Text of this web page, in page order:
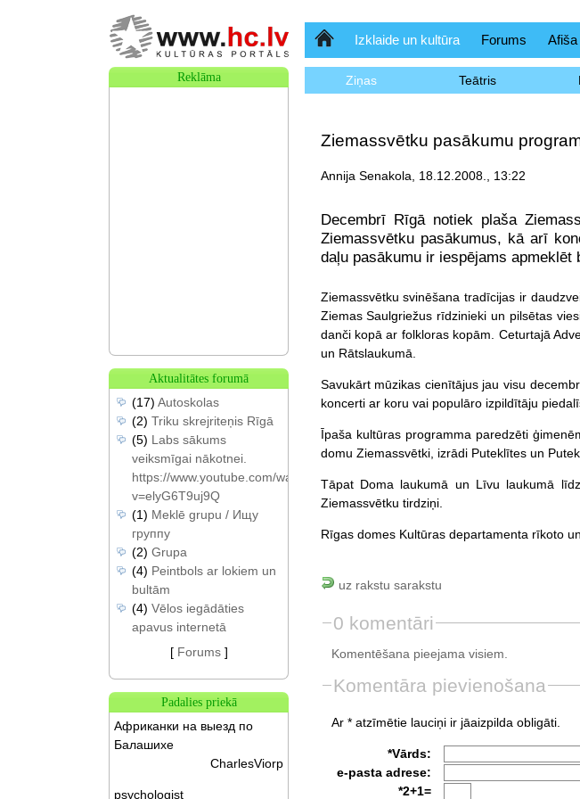
SākumlapaIzklaide un kultūra Forums Afiša
Ziņas Teātris
Ziemassvētku pasākumu
Annija Senakola, 18.12.2008., 13:22
Decembrī Rīgā notiek plaša
Ziemassvētku pasākumus, kā arī
daļu pasākumu ir iespējams apmeklēt
Ziemassvētku svinēšana tradīcijas ir
Ziemas Saulgriežus rīdzinieki un pilsētas
danči kopā ar folkloras kopām. Ceturtajā
un Rātslaukumā.
Savukārt mūzikas cienītājus jau visu
koncerti ar koru vai populāro izpildītāju
Īpaša kultūras programma paredzēti
domu Ziemassvētki, izrādi Puteklītes un
Tāpat Doma laukumā un Līvu laukumā
Ziemassvētku tirdziņi.
Rīgas domes Kultūras departamenta rīkoto
uz rakstu sarakstu
0 komentāri
Komentēšana pieejama visiem.
Komentāra pievienošana
Ar * atzīmētie lauciņi ir jāaizpilda obligāti.
*Vārds:
e-pasta adrese:
*2+1=
Reklāma
Aktualitātes forumā
(17) Autoskolas
(2) Triku skrejriteņis Rīgā
(5) Labs sākums
veiksmīgai nākotnei.
https://www.youtube.com/watch?
v=elyG6T9uj9Q
(1) Meklē grupu / Ищу
группу
(2) Grupa
(4) Peintbols ar lokiem un
bultām
(4) Vēlos iegādāties
apavus internetā
[ Forums]
Padalies priekā
Африканки на выезд по
Балашихе
CharlesViorp
psychologist